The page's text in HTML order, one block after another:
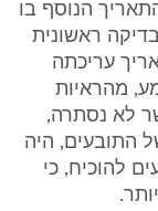
הנוסף בו
ראשונית
עריכתה
מהראיות
לא נסתרה,
התובעים, היה
להוכיח, כי